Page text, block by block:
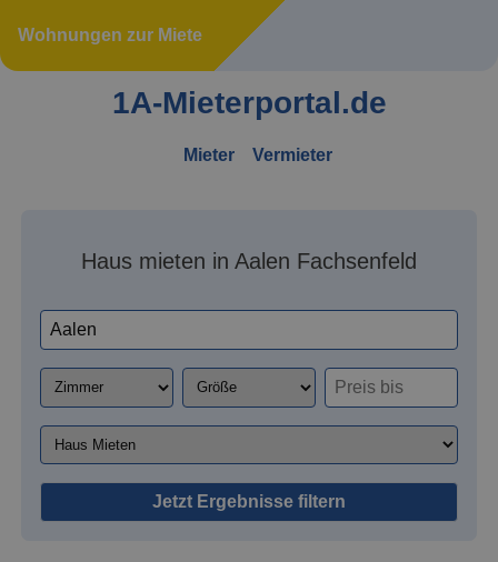
Wohnungen zur Miete
1A-Mieterportal.de
Mieter Vermieter
Haus mieten in Aalen Fachsenfeld
Jetzt Ergebnisse filtern